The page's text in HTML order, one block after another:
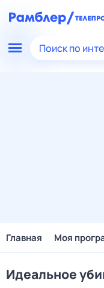
Поиск по
Главная Моя
Идеальное